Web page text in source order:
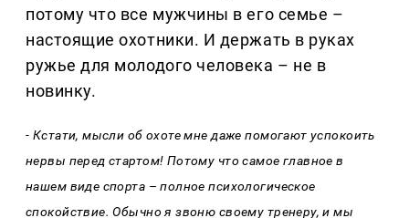
потому что все мужчины в его семье –
настоящие охотники. И держать в руках
ружье для молодого человека – не в
новинку.
- Кстати, мысли об охоте мне даже помогают успокоить
нервы перед стартом! Потому что самое главное в
нашем виде спорта – полное психологическое
спокойствие. Обычно я звоню своему тренеру, и мы